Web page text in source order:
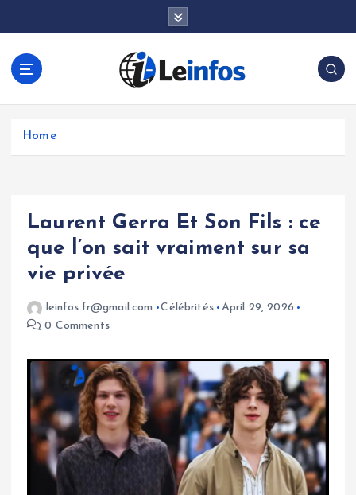
Home
Laurent Gerra Et Son Fils : ce
que l’on sait vraiment sur sa
vie privée
leinfos.fr@gmail.com Célébrités
April 29, 2026
0 Comments